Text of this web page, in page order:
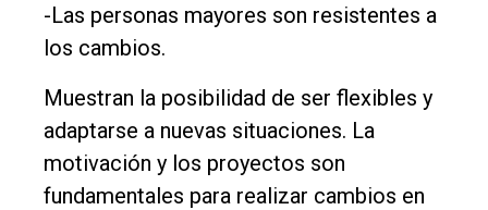
-Las personas mayores son resistentes a
los cambios.
Muestran la posibilidad de ser flexibles y
adaptarse a nuevas situaciones. La
motivación y los proyectos son
fundamentales para realizar cambios en